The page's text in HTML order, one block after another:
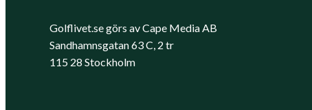
Golflivet.se görs av Cape Media AB
Sandhamnsgatan 63 C, 2 tr
115 28 Stockholm